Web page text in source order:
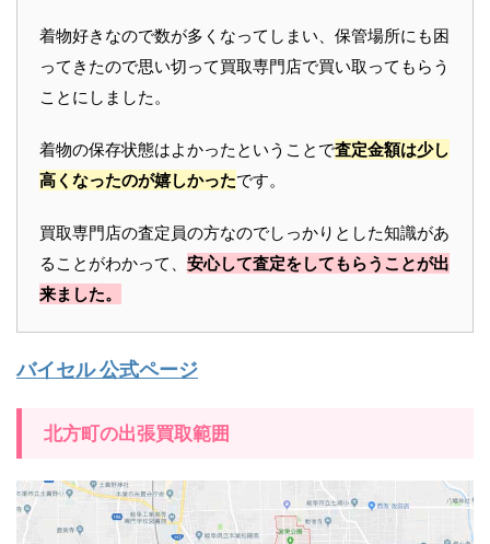
着物好きなので数が多くなってしまい、保管場所にも困
ってきたので思い切って買取専門店で買い取ってもらう
ことにしました。
着物の保存状態はよかったということで査定金額は少し
高くなったのが嬉しかったです。
買取専門店の査定員の方なのでしっかりとした知識があ
ることがわかって、 安心して査定をしてもらうことが出
来ました。
バイセル 公式ページ
北方町の出張買取範囲